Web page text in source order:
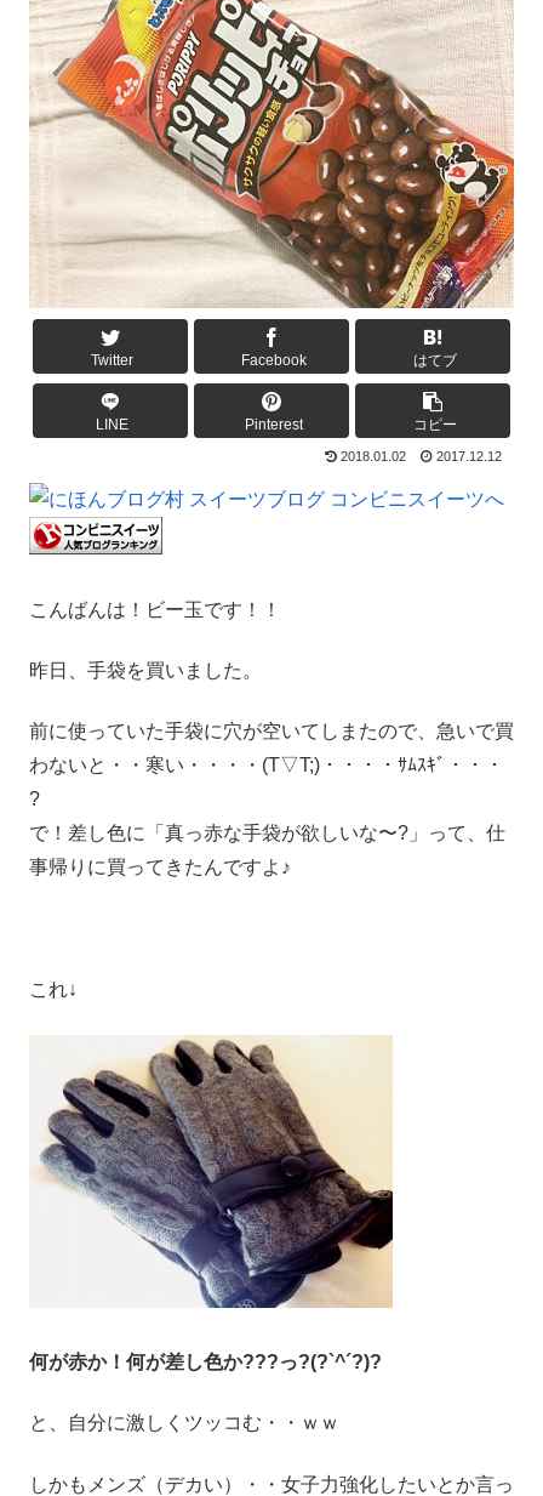
Twitter Facebook はてブ
LINE Pinterest コピー
2018.01.02 2017.12.12
こんばんは！ビー玉です！！
昨日、手袋を買いました。
前に使っていた手袋に穴が空いてしまたので、急いで買
わないと・・寒い・・・・(T▽T;)・・・・ｻﾑｽｷﾞ・・・
?
で！差し色に「真っ赤な手袋が欲しいな〜?」って、仕
事帰りに買ってきたんですよ♪
これ↓
何が赤か！何が差し色か???っ?(?`^´?)?
と、自分に激しくツッコむ・・ｗｗ
しかもメンズ（デカい）・・女子力強化したいとか言っ